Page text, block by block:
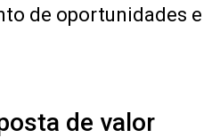
de oportunidades e
de valor